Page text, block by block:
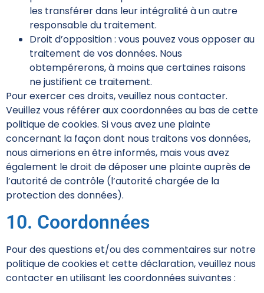
les transférer dans leur intégralité à un autre
responsable du traitement.
Droit d’opposition : vous pouvez vous opposer au
traitement de vos données. Nous
obtempérerons, à moins que certaines raisons
ne justifient ce traitement.
Pour exercer ces droits, veuillez nous contacter.
Veuillez vous référer aux coordonnées au bas de cette
politique de cookies. Si vous avez une plainte
concernant la façon dont nous traitons vos données,
nous aimerions en être informés, mais vous avez
également le droit de déposer une plainte auprès de
l’autorité de contrôle (l’autorité chargée de la
protection des données).
10. Coordonnées
Pour des questions et/ou des commentaires sur notre
politique de cookies et cette déclaration, veuillez nous
contacter en utilisant les coordonnées suivantes :